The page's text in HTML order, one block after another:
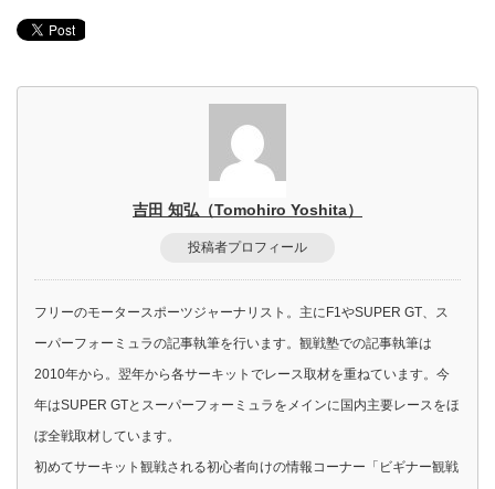
吉田 知弘（Tomohiro Yoshita）
投稿者プロフィール
フリーのモータースポーツジャーナリスト。主にF1やSUPER GT、ス
ーパーフォーミュラの記事執筆を行います。観戦塾での記事執筆は
2010年から。翌年から各サーキットでレース取材を重ねています。今
年はSUPER GTとスーパーフォーミュラをメインに国内主要レースをほ
ぼ全戦取材しています。
初めてサーキット観戦される初心者向けの情報コーナー「ビギナー観戦